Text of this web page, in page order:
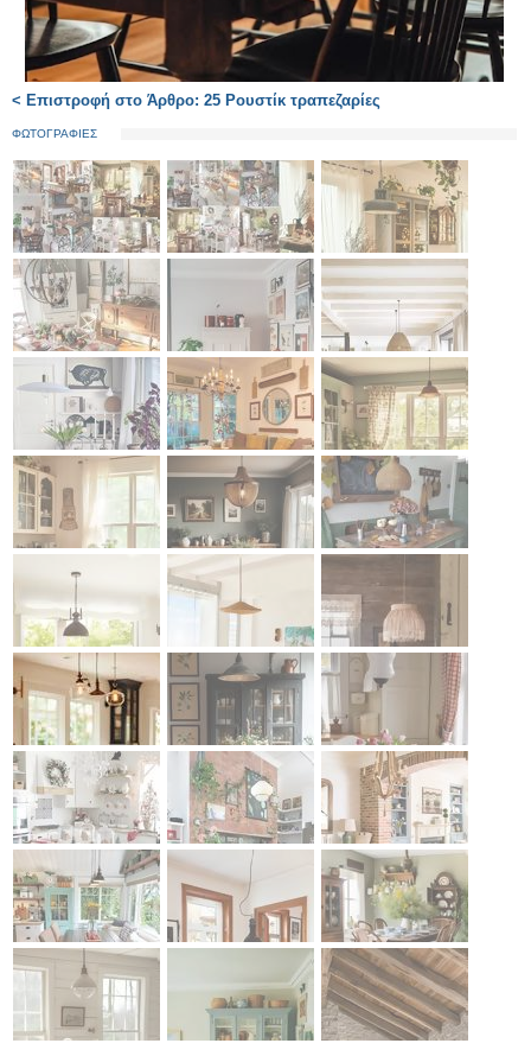
< Επιστροφή στο Άρθρο: 25 Ρουστίκ τραπεζαρίες
ΦΩΤΟΓΡΑΦΙΕΣ